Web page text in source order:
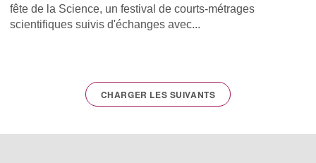
fête de la Science, un festival de courts-métrages
scientifiques suivis d'échanges avec...
CHARGER LES SUIVANTS